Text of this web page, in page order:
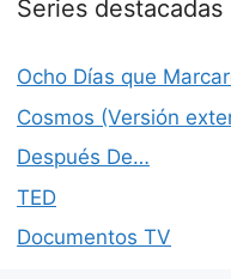
Series destacadas
Ocho Días que
Cosmos (Versión
Después De…
TED
Documentos TV